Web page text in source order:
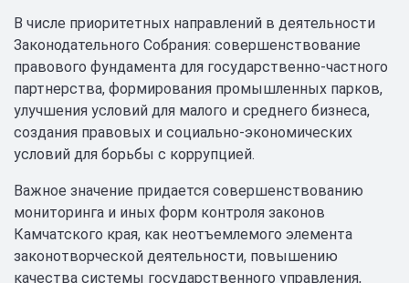
В числе приоритетных направлений в деятельности
Законодательного Собрания: совершенствование
правового фундамента для государственно-частного
партнерства, формирования промышленных парков,
улучшения условий для малого и среднего бизнеса,
создания правовых и социально-экономических
условий для борьбы с коррупцией.
Важное значение придается совершенствованию
мониторинга и иных форм контроля законов
Камчатского края, как неотъемлемого элемента
законотворческой деятельности, повышению
качества системы государственного управления,